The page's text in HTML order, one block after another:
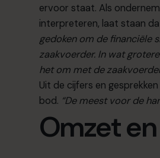
ervoor staat. Als
interpreteren, laat staan
gedoken om de financiële
zaakvoerder. In wat
het om met de
Uit de cijfers en
bod. “De meest voor de
Omzet